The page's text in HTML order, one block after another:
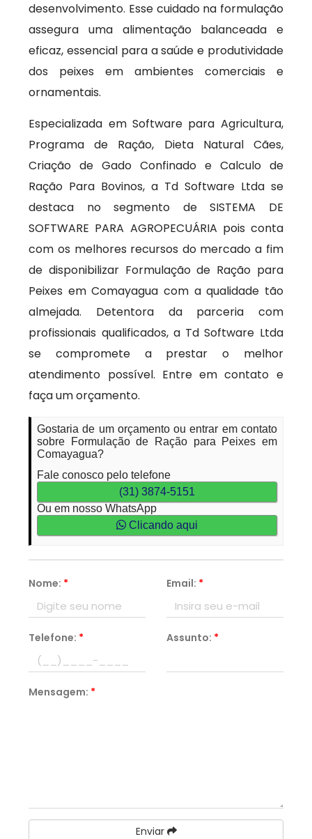
desenvolvimento. Esse cuidado na formulação
assegura uma alimentação balanceada e
eficaz, essencial para a saúde e produtividade
dos peixes em ambientes comerciais e
ornamentais.
Especializada em Software para Agricultura,
Programa de Ração, Dieta Natural Cães,
Criação de Gado Confinado e Calculo de
Ração Para Bovinos, a Td Software Ltda se
destaca no segmento de SISTEMA DE
SOFTWARE PARA AGROPECUÁRIA pois conta
com os melhores recursos do mercado a fim
de disponibilizar Formulação de Ração para
Peixes em Comayagua com a qualidade tão
almejada. Detentora da parceria com
profissionais qualificados, a Td Software Ltda
se compromete a prestar o melhor
atendimento possível. Entre em contato e
faça um orçamento.
Gostaria de um orçamento ou entrar em contato
sobre Formulação de Ração para Peixes em
Comayagua?
Fale conosco pelo telefone
(31) 3874-5151
Ou em nosso WhatsApp
Clicando aqui
Nome: * Email: *
Telefone: * Assunto: *
Mensagem: *
Enviar